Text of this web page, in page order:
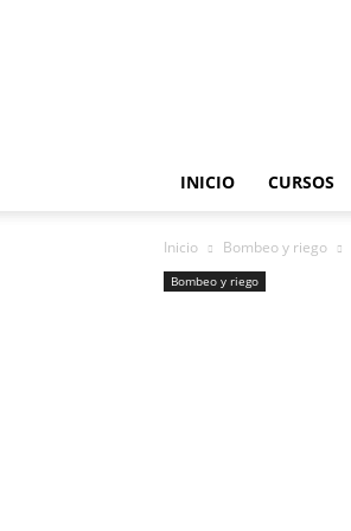
INICIO CURSOS
Inicio Bombeo y riego
Bombeo y riego